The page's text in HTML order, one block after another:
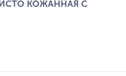
КОЖАННАЯ С